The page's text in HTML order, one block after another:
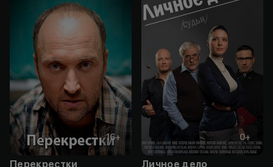
16+
Перекрестки
0+
Личное дело